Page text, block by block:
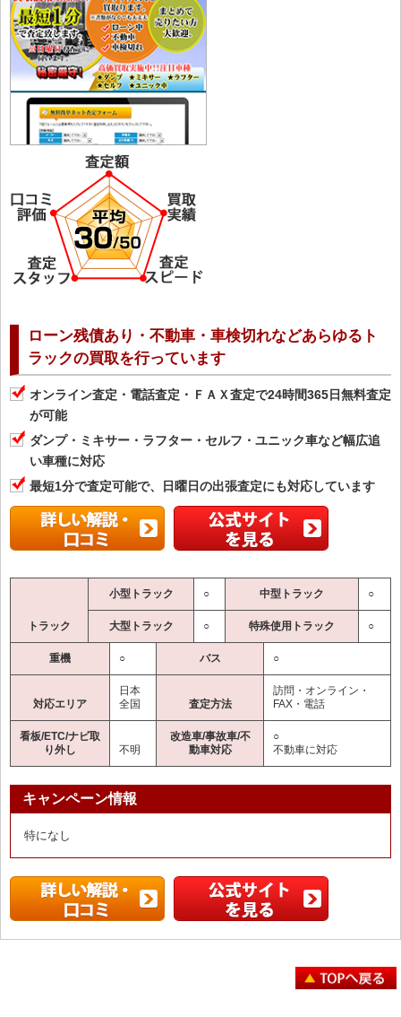
ローン残債あり・不動車・車検切れなどあらゆるト
ラックの買取を行っています
オンライン査定・電話査定・ＦＡＸ査定で24時間365日無料査定
が可能
ダンプ・ミキサー・ラフター・セルフ・ユニック車など幅広追
い車種に対応
最短1分で査定可能で、日曜日の出張査定にも対応しています
トラック
小型トラック ○ 中型トラック ○
大型トラック ○ 特殊使用トラック ○
重機 ○ バス ○
対応エリア
日本
全国
査定方法
訪問・オンライン・
FAX・電話
看板/ETC/ナビ取
り外し
不明
改造車/事故車/不
動車対応
○
不動車に対応
キャンペーン情報
特になし